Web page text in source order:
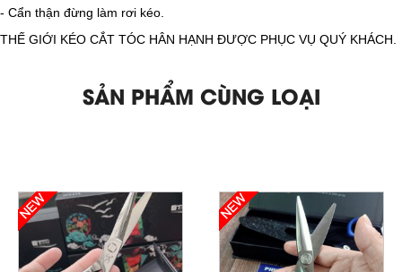
- Cẩn thận đừng làm rơi kéo.
THẾ GIỚI KÉO CẮT TÓC HÂN HẠNH ĐƯỢC PHỤC VỤ QUÝ KHÁCH.
SẢN PHẨM CÙNG LOẠI